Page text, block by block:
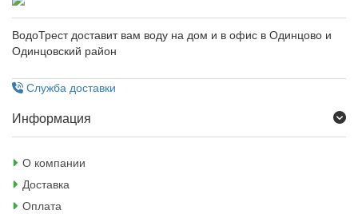
ВодоТрест доставит вам воду на дом и в офис в Одинцово и
Одинцовский район
Служба доставки
Информация
О компании
Доставка
Оплата